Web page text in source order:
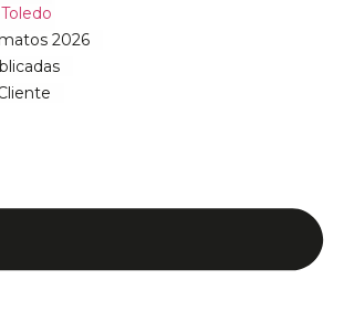
2026